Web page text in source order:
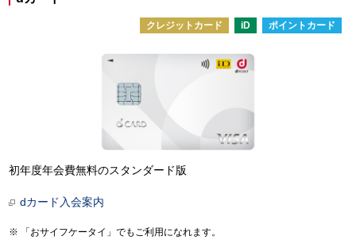
クレジットカード iD ポイントカード
初年度年会費無料のスタンダード版
dカード入会案内
「おサイフケータイ」でもご利用になれます。